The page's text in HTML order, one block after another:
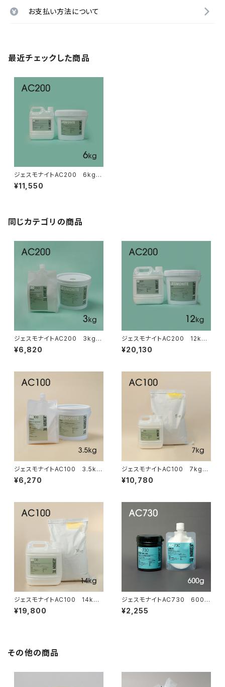
お支払い方法について
最近チェックした商品
ジェスモナイトAC200 6kgセ
ット
¥11,550
同じカテゴリの商品
ジェスモナイトAC200 3kgセ
ット
¥6,820
ジェスモナイトAC200 12kg
セット
¥20,130
ジェスモナイトAC100 3.5kg
セット
¥6,270
ジェスモナイトAC100 7kgセ
ット
¥10,780
ジェスモナイトAC100 14kg
セット
¥19,800
ジェスモナイトAC730 600g
セット（ソフトナー付）
¥2,255
その他の商品